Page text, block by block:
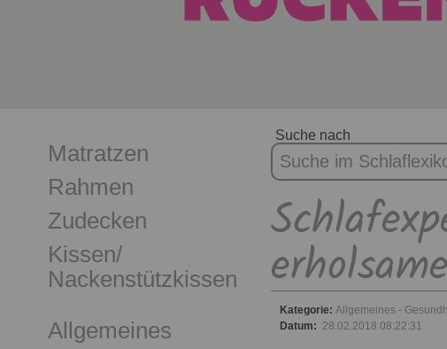
Matratzen
Rahmen
Zudecken
Kissen/
Nackenstützkissen
Allgemeines
Suche nach
Kategorie: Allgemeines
Datum: 28.02.2018 08:22:31